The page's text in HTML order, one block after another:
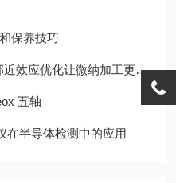
保养技巧
应优化让微纳加工更精准​
五轴
在半导体检测中的应用